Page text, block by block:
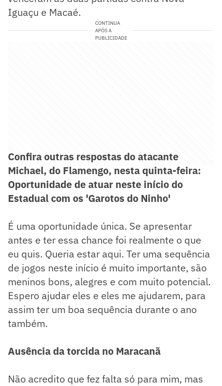
Iguaçu e Macaé.
CONTINUA
APÓS A
PUBLICIDADE
Confira outras respostas do atacante
Michael, do Flamengo, nesta quinta-feira:
Oportunidade de atuar neste início do
Estadual com os 'Garotos do Ninho'
É uma oportunidade única. Se apresentar
antes e ter essa chance foi realmente o que
eu quis. Queria estar aqui. Ter uma sequência
de jogos neste início é muito importante, são
meninos bons, alegres e com muito potencial.
Espero ajudar eles e eles me ajudarem, para
assim ter um boa sequência durante o ano
também.
Ausência da torcida no Maracanã
Não acredito que fez falta só para mim, mas